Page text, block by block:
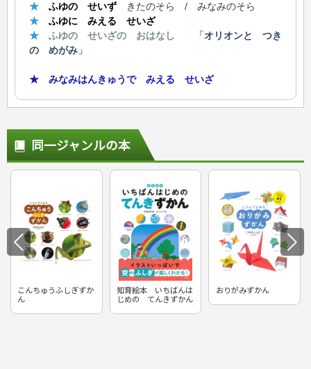
★ ふゆの せいず きたのそら / みなみのそら
★ ふゆに みえる せいざ
★ ふゆの せいざの おはなし 「オリオンと つき
の めがみ 」
★ みなみはんきゅうで みえる せいざ
同一ジャンルの本
こんちゅうふしぎずか
ん
知育絵本 いちばんは
じめの てんきずかん
おりがみずかん